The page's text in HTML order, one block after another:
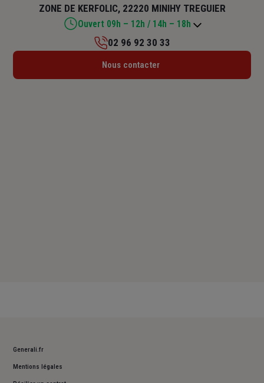
ZONE DE KERFOLIC, 22220 MINIHY TREGUIER
Ouvert 09h – 12h / 14h – 18h
Lundi : 09h – 12h / 14h – 18h
02 96 92 30 33
Nous contacter
Generali.fr
Mentions légales